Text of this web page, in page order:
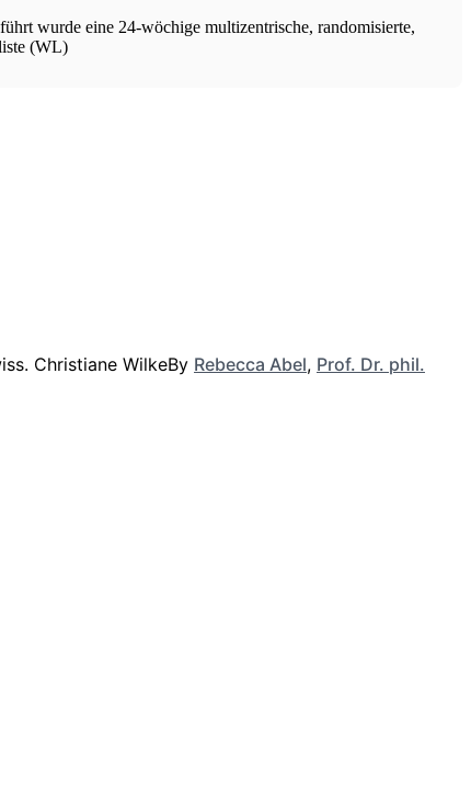
wurde eine 24-wöchige multizentrische, randomisierte,
(WL)
By Rebecca Abel, Prof. Dr. phil.